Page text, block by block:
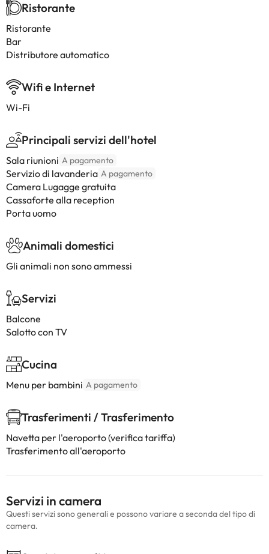
Ristorante
Ristorante
Bar
Distributore automatico
Wifi e Internet
Wi-Fi
Principali servizi dell'hotel
Sala riunioni A pagamento
Servizio di lavanderia A pagamento
Camera Lugagge gratuita
Cassaforte alla reception
Porta uomo
Animali domestici
Gli animali non sono ammessi
Servizi
Balcone
Salotto con TV
Cucina
Menu per bambini A pagamento
Trasferimenti / Trasferimento
Navetta per l'aeroporto (verifica tariffa)
Trasferimento all'aeroporto
Servizi in camera
Questi servizi sono generali e possono variare a seconda del tipo di
camera.